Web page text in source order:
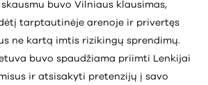
buvo Vilniaus klausimas,
tarptautinėje arenoje ir privertęs
ne kartą imtis rizikingų sprendimų.
buvo spaudžiama priimti Lenkijai
ir atsisakyti pretenzijų į savo